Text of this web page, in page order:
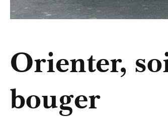
Orienter,
bouger